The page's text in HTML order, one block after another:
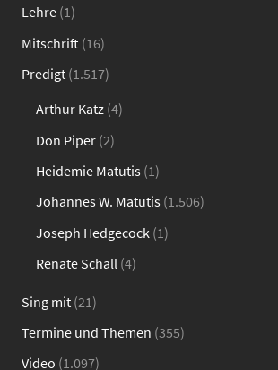
Lehre (1)
Mitschrift (16)
Predigt (1.517)
Arthur Katz (4)
Don Piper (2)
Heidemie Matutis (1)
Johannes W. Matutis (1.506)
Joseph Hedgecock (1)
Renate Schall (4)
Sing mit (21)
Termine und Themen (355)
Video (1.097)